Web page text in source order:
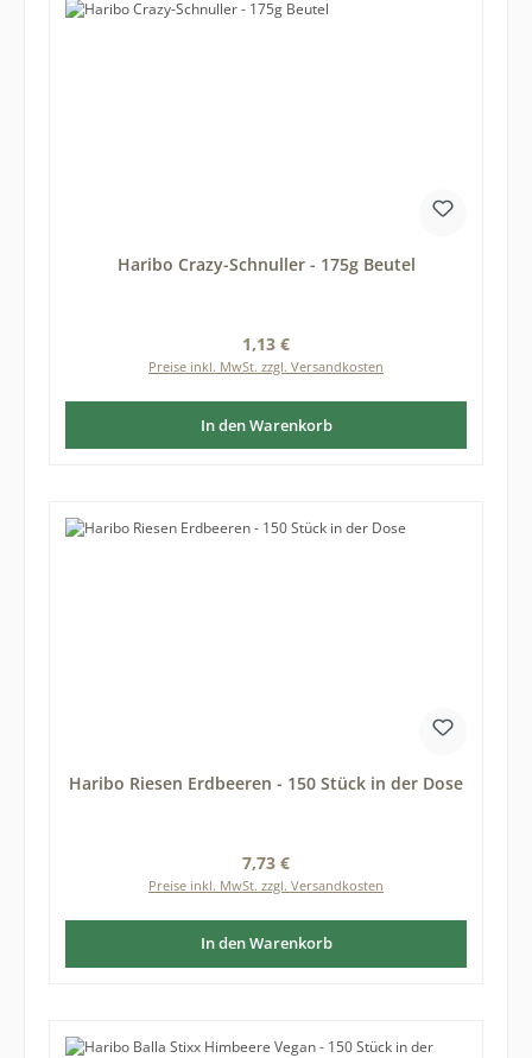
Haribo Crazy-Schnuller - 175g Beutel
Regulärer Preis:
1,13 €
Preise inkl. MwSt. zzgl. Versandkosten
In den Warenkorb
Haribo Riesen Erdbeeren - 150 Stück in der Dose
Regulärer Preis:
7,73 €
Preise inkl. MwSt. zzgl. Versandkosten
In den Warenkorb